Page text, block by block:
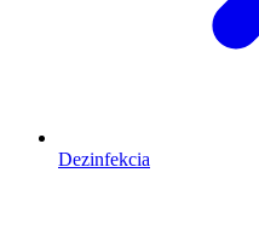
Dezinfekcia